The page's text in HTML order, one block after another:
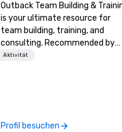
Outback Team Building &
is your ultimate resource for
team building, training, and
consulting. Recommended by
over 30,000+ corporate groups
Aktivität
Profil besuchen